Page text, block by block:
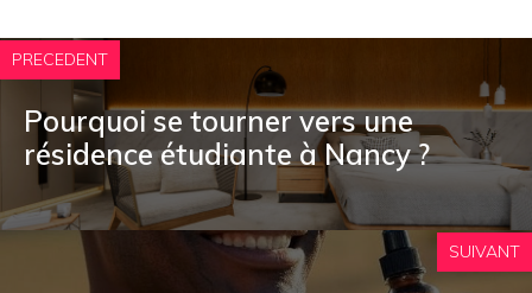
PRECEDENT
Pourquoi se tourner vers une
résidence étudiante à Nancy ?
SUIVANT